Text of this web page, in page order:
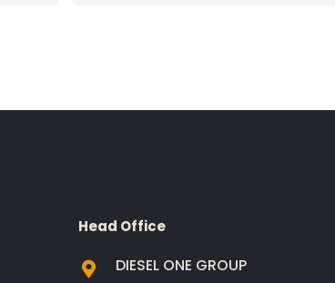
Head Office
DIESEL ONE GROUP